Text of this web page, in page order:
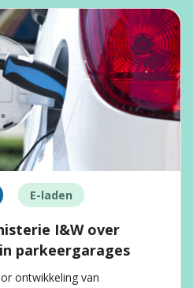
E-laden
I&W over
parkeergarages
ontwikkeling van